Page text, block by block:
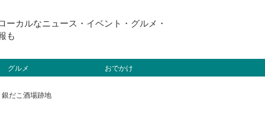
カルなニュース・イベント・グルメ・
も
グルメ おでかけ
だこ酒場跡地